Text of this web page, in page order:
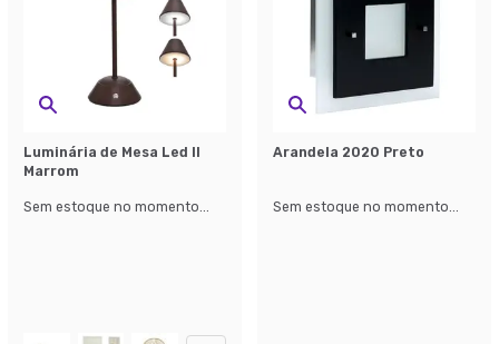
Luminária de Mesa Led II
Marrom
Sem estoque no momento...
Arandela 2020 Preto
Sem estoque no momento...